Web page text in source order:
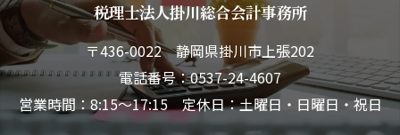
税理士法人掛川総合会計事務所
〒436-0022 静岡県掛川市上張202
電話番号：0537-24-4607
営業時間：8:15～17:15 定休日：土曜日・日曜日・祝日